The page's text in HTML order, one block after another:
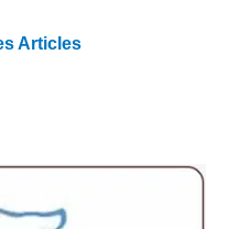
Articles